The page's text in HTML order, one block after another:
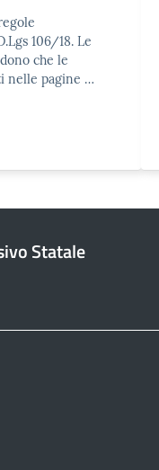
106/18. Le
che le
nelle pagine …
Statale